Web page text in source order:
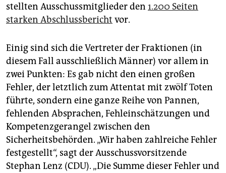
stellten Ausschussmitglieder den 1.200 Seiten
starken Abschlussbericht vor.
Einig sind sich die Vertreter der Fraktionen (in
diesem Fall ausschließlich Männer) vor allem in
zwei Punkten: Es gab nicht den einen großen
Fehler, der letztlich zum Attentat mit zwölf Toten
führte, sondern eine ganze Reihe von Pannen,
fehlenden Absprachen, Fehleinschätzungen und
Kompetenzgerangel zwischen den
Sicherheitsbehörden. „Wir haben zahlreiche Fehler
festgestellt“, sagt der Ausschussvorsitzende
Stephan Lenz (CDU). „Die Summe dieser Fehler und